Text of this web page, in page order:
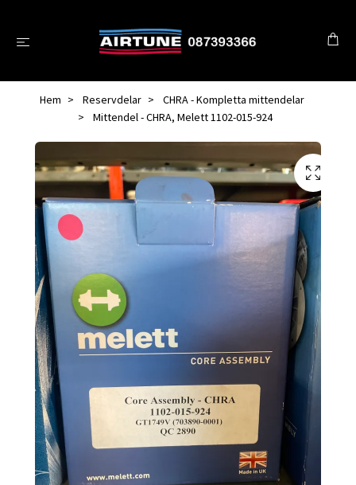
Hem Reservdelar
CHRA - Kompletta mittendelar
Mittendel - CHRA, Melett 1102-015-924